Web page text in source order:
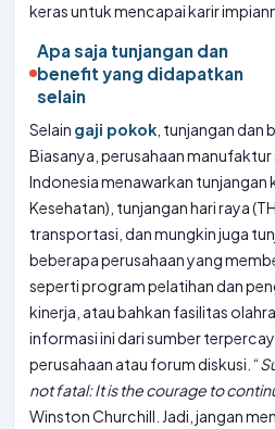
keras untuk mencapai karir
Apa saja tunjangan dan
benefit yang didapatkan
selain
Selain gaji pokok , tunjangan dan
Biasanya, perusahaan
Indonesia menawarkan tunjangan
Kesehatan), tunjangan hari raya
transportasi, dan mungkin juga
beberapa perusahaan yang
seperti program pelatihan dan
kinerja, atau bahkan fasilitas
informasi ini dari sumber
perusahaan atau forum diskusi. “
not fatal: It is the courage to
Winston Churchill. Jadi, jangan